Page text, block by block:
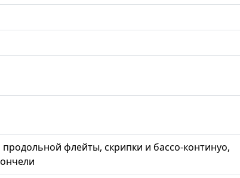
продольной флейты, скрипки и бассо-континуо,